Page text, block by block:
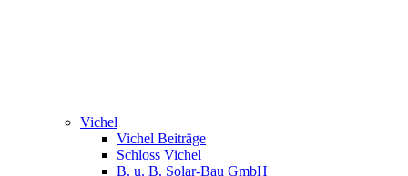
Vichel
Vichel Beiträge
Schloss Vichel
B. u. B. Solar-Bau GmbH